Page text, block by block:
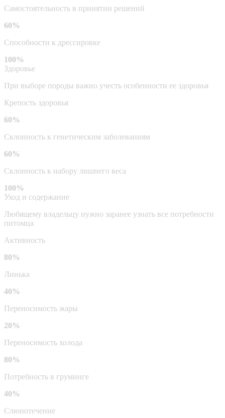
Самостоятельность в принятии решений
60%
Способности к дрессировке
100%
Здоровье
При выборе породы важно учесть особенности ее здоровья
Крепость здоровья
60%
Склонность к генетическим заболеваниям
60%
Склонность к набору лишнего веса
100%
Уход и содержание
Любящему владельцу нужно заранее узнать все потребности
питомца
Активность
80%
Линька
40%
Переносимость жары
20%
Переносимость холода
80%
Потребность в груминге
40%
Слюнотечение